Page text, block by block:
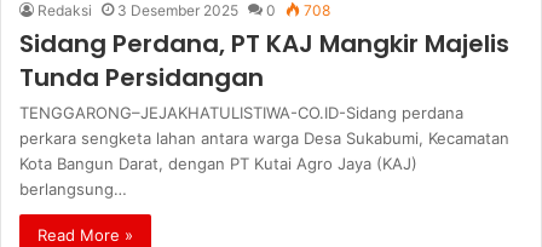
Redaksi 3 Desember 2025 0 708
Sidang Perdana, PT KAJ Mangkir Majelis
Tunda Persidangan
TENGGARONG–JEJAKHATULISTIWA-CO.ID-Sidang perdana
perkara sengketa lahan antara warga Desa Sukabumi, Kecamatan
Kota Bangun Darat, dengan PT Kutai Agro Jaya (KAJ)
berlangsung…
Read More »